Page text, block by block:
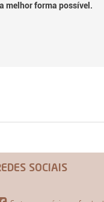
melhor forma possível.
SOCIAIS